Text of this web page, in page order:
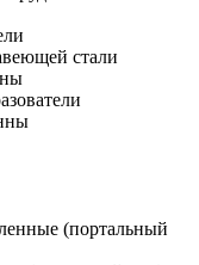
стали
(портальный